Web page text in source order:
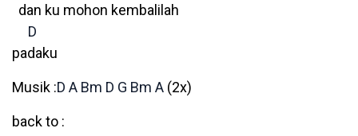
dan ku mohon kembalilah
D
padaku
Musik :D A Bm D G Bm A (2x)
back to :